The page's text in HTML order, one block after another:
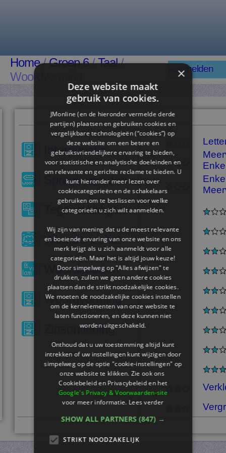
Home/Groep 6/Taal/
Woordvorming
Aanmelden
Interpunctie
Spreekwoorden
Tegenstellingen
Woordenschat
Woordsoorten
Woordvorming
Zinsontleding
×
Deze website maakt
gebruik van cookies.
JMonline (en de hieronder vermelde derde
partijen) plaatsen en gebruiken cookies en
vergelijkbare technologieën (“cookies”) op
deze website om een ​​betere en
gebruiksvriendelijkere ervaring te bieden,
voor statistische en analytische doeleinden en
om relevante en gerichte reclame te bieden. U
kunt hieronder meer lezen over
cookiecategorieën en de schakelaars
gebruiken om te beslissen voor welke
categorieën u zich wilt aanmelden.
Wij zijn van mening dat u de meest relevante
en boeiende ervaring van onze website en ons
merk krijgt als u zich aanmeldt voor alle
categorieën. Maar het is altijd jouw keuze!
Door simpelweg op "Alles afwijzen" te
drukken, zullen we geen andere cookies
plaatsen dan de strikt noodzakelijke cookies.
We moeten de noodzakelijke cookies instellen
om de kernelementen van onze website te
laten functioneren, en deze kunnen niet
worden uitgeschakeld.
Onthoud dat u uw toestemming altijd kunt
intrekken of uw instellingen kunt wijzigen door
simpelweg op de optie "cookie-instellingen" op
onze website te klikken. Zie ook ons ​​
Cookiebeleid en Privacybeleid en het
Google's Privacy & Voorwaarden-site
voor meer informatie.Lees verder
SHOW ALL PARTNERS (847) →
STRIKT NOODZAKELIJK